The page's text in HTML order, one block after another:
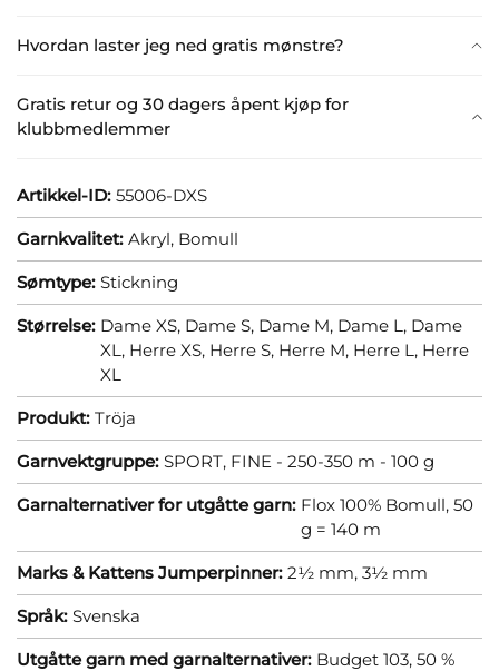
Hvordan laster jeg ned gratis mønstre?
Gratis retur og 30 dagers åpent kjøp for
klubbmedlemmer
Artikkel-ID: 55006-DXS
Garnkvalitet: Akryl, Bomull
Sømtype: Stickning
Størrelse: Dame XS, Dame S, Dame M, Dame L, Dame
XL, Herre XS, Herre S, Herre M, Herre L, Herre
XL
Produkt: Tröja
Garnvektgruppe: SPORT, FINE - 250-350 m - 100 g
Garnalternativer for utgåtte garn: Flox 100% Bomull, 50
g = 140 m
Marks & Kattens Jumperpinner: 2½ mm, 3½ mm
Språk: Svenska
Utgåtte garn med garnalternativer: Budget 103, 50 %